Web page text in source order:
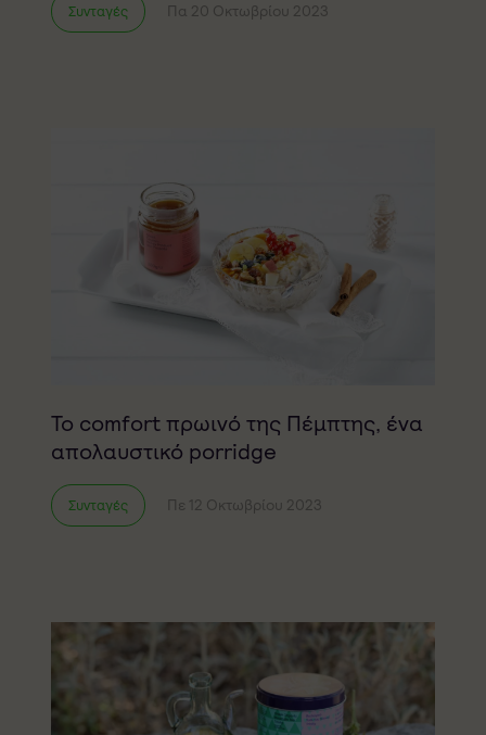
Συνταγές Πα 20 Οκτωβρίου 2023
Το comfort πρωινό της Πέμπτης, ένα
απολαυστικό porridge
Συνταγές Πε 12 Οκτωβρίου 2023